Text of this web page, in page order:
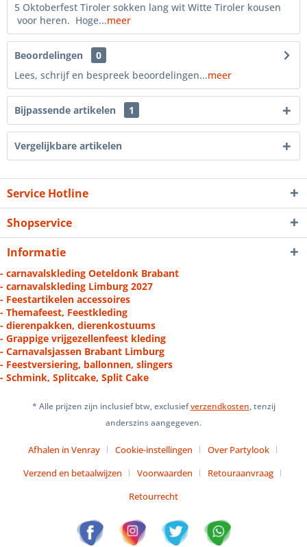
5 Oktoberfest Tiroler sokken lang wit Witte Tiroler kousen
voor heren. Hoge...meer
Beoordelingen
0
Lees, schrijf en bespreek beoordelingen...meer
Bijpassende artikelen 1
Vergelijkbare artikelen
Service Hotline
Shopservice
Informatie
- carnavalskleding Oeteldonk Brabant
- carnavalskleding Limburg 2027
- Feestartikelen accessoires
- Themafeest, Feestkleding
- dierenpakken, dierenkostuums
- Grappige vrijgezellenfeest kleding
- Carnavalsjassen Brabant Limburg
- Feestversiering, ballonnen, slingers
- Schmink, Splitcake, Split Cake
* Alle prijzen zijn inclusief btw, exclusiefverzendkosten, tenzij
anderszins aangegeven.
Afhalen in Venray Cookie-instellingen
Over Partylook
Verzend en betaalwijzen
Voorwaarden
Retouraanvraag
Retourrecht